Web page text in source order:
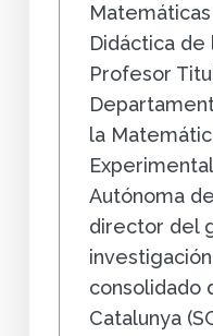
Didáctica de
Profesor
la
Autónoma
director del
consolidado
Catalunya